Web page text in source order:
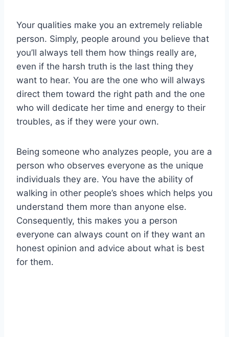
Your qualities make you an extremely reliable
person. Simply, people around you believe that
you’ll always tell them how things really are,
even if the harsh truth is the last thing they
want to hear. You are the one who will always
direct them toward the right path and the one
who will dedicate her time and energy to their
troubles, as if they were your own.
Being someone who analyzes people, you are a
person who observes everyone as the unique
individuals they are. You have the ability of
walking in other people’s shoes which helps you
understand them more than anyone else.
Consequently, this makes you a person
everyone can always count on if they want an
honest opinion and advice about what is best
for them.